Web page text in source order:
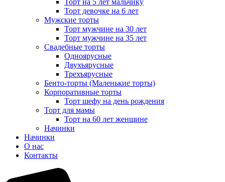
Торт на 5 лет мальчику
Торт девочке на 6 лет
Мужские торты
Торт мужчине на 30 лет
Торт мужчине на 35 лет
Свадебные торты
Одноярусные
Двухъярусные
Трехъярусные
Бенто-торты (Маленькие торты)
Корпоративные торты
Торт шефу на день рождения
Торт для мамы
Торт на 60 лет женщине
Начинки
Начинки
О нас
Контакты